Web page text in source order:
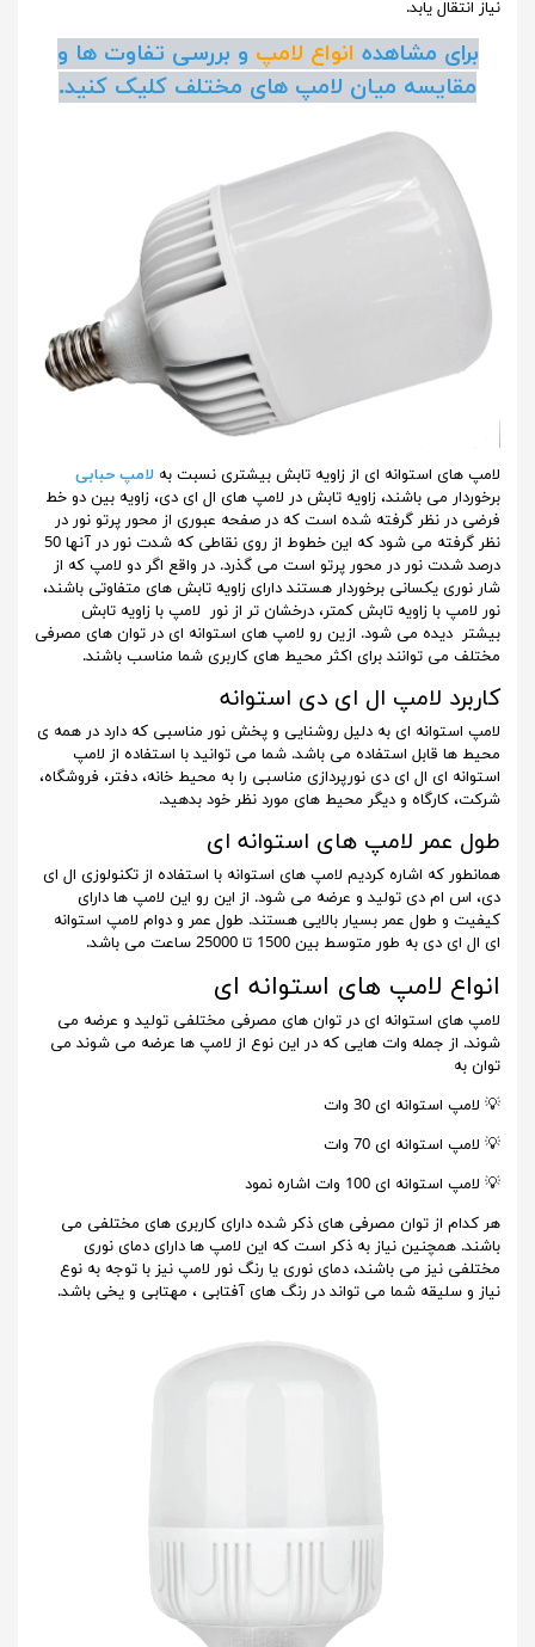
نیاز انتقال یابد.
برای مشاهده انواع لامپ و بررسی تفاوت ها و
مقایسه میان لامپ های مختلف کلیک کنید.
لامپ های استوانه ای از زاویه تابش بیشتری نسبت به لامپ حبابی
برخوردار می باشند، زاویه تابش در لامپ های ال ای دی، زاویه بین دو خط
فرضی در نظر گرفته شده است که در صفحه عبوری از محور پرتو نور در
نظر گرفته می شود که این خطوط از روی نقاطی که شدت نور در آنها 50
درصد شدت نور در محور پرتو است می گذرد. در واقع اگر دو لامپ که از
شار نوری یکسانی برخوردار هستند دارای زاویه تابش های متفاوتی باشند،
نور لامپ با زاویه تابش کمتر، درخشان تر از نور لامپ با زاویه تابش
بیشتر دیده می شود. ازین رو لامپ های استوانه ای در توان های مصرفی
مختلف می توانند برای اکثر محیط های کاربری شما مناسب باشند.
کاربرد لامپ ال ای دی استوانه
لامپ استوانه ای به دلیل روشنایی و پخش نور مناسبی که دارد در همه ی
محیط ها قابل استفاده می باشد. شما می توانید با استفاده از لامپ
استوانه ای ال ای دی نورپردازی مناسبی را به محیط خانه، دفتر، فروشگاه،
شرکت، کارگاه و دیگر محیط های مورد نظر خود بدهید.
طول عمر لامپ های استوانه ای
همانطور که اشاره کردیم لامپ های استوانه با استفاده از تکنولوزی ال ای
دی، اس ام دی تولید و عرضه می شود. از این رو این لامپ ها دارای
کیفیت و طول عمر بسیار بالایی هستند. طول عمر و دوام لامپ استوانه
ای ال ای دی به طور متوسط بین 1500 تا 25000 ساعت می باشد.
انواع لامپ های استوانه ای
لامپ های استوانه ای در توان های مصرفی مختلفی تولید و عرضه می
شوند. از جمله وات هایی که در این نوع از لامپ ها عرضه می شوند می
توان به
💡 لامپ استوانه ای 30 وات
💡 لامپ استوانه ای 70 وات
💡 لامپ استوانه ای 100 وات اشاره نمود
هر کدام از توان مصرفی های ذکر شده دارای کاربری های مختلفی می
باشند. همچنین نیاز به ذکر است که این لامپ ها دارای دمای نوری
مختلفی نیز می باشند، دمای نوری یا رنگ نور لامپ نیز با توجه به نوع
نیاز و سلیقه شما می تواند در رنگ های آفتابی ، مهتابی و یخی باشد.